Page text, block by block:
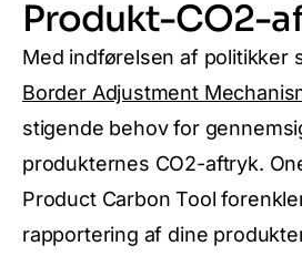
Produkt-CO2-
Med indførelsen af politikker
Border Adjustment
stigende behov for
produkternes CO2-aftryk.
Product Carbon Tool
rapportering af dine